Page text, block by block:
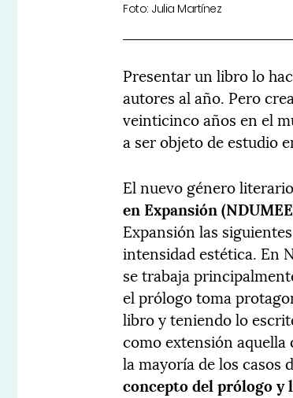
Foto: Julia Martínez
Presentar un libro lo
autores al año. Pero
veinticinco años en el
a ser objeto de estudio
El nuevo género
en Expansión
Expansión las
intensidad estética. En
se trabaja
el prólogo toma
libro y teniendo lo
como extensión
la mayoría de los
concepto del prólogo